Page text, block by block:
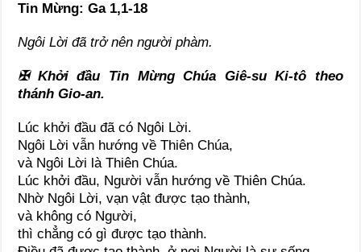
Tin Mừng: Ga 1,1-18
Ngôi Lời đã trở nên người phàm.
✠ Khởi đầu Tin Mừng Chúa Giê-su Ki-tô theo
thánh Gio-an.
Lúc khởi đầu đã có Ngôi Lời.
Ngôi Lời vẫn hướng về Thiên Chúa,
và Ngôi Lời là Thiên Chúa.
Lúc khởi đầu, Người vẫn hướng về Thiên Chúa.
Nhờ Ngôi Lời, vạn vật được tạo thành,
và không có Người,
thì chẳng có gì được tạo thành.